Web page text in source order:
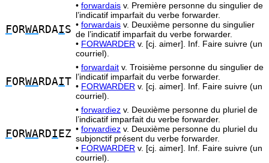
FORWARDAIS
• forwardais v. Première personne du singulier de
l’indicatif imparfait du verbe forwarder.
• forwardais v. Deuxième personne du singulier
de l’indicatif imparfait du verbe forwarder.
• FORWARDER v. [cj. aimer]. Inf. Faire suivre (un
courriel).
FORWARDAIT
• forwardait v. Troisième personne du singulier de
l’indicatif imparfait du verbe forwarder.
• FORWARDER v. [cj. aimer]. Inf. Faire suivre (un
courriel).
FORWARDI EZ
• forwardiez v. Deuxième personne du pluriel de
l’indicatif imparfait du verbe forwarder.
• forwardiez v. Deuxième personne du pluriel du
subjonctif présent du verbe forwarder.
• FORWARDER v. [cj. aimer]. Inf. Faire suivre (un
courriel).